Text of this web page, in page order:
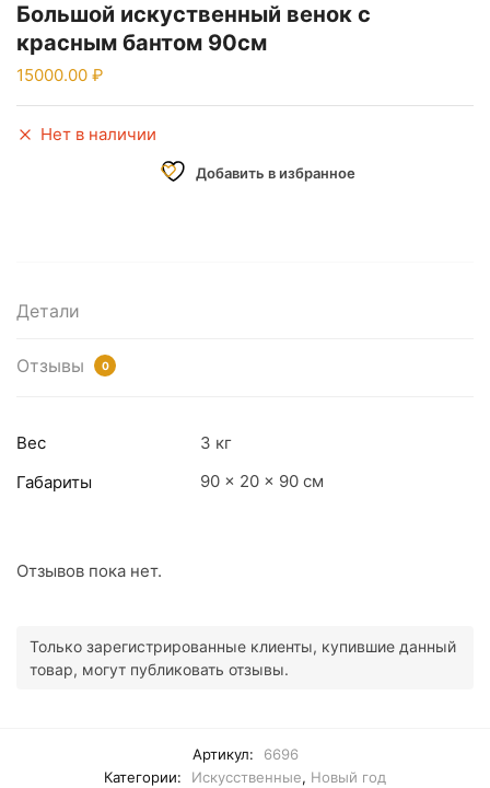
Большой искуственный венок с
красным бантом 90см
15000.00
Нет в наличии
Добавить в избранное
Детали
Отзывы 0
Вес
3 кг
Габариты
90 × 20 × 90 см
Отзывов пока нет.
Только зарегистрированные клиенты, купившие данный
товар, могут публиковать отзывы.
Артикул:
6696
Категории:
Искусственные, Новый год